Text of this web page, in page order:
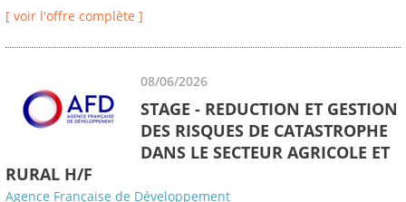
[ voir l'offre complète ]
08/06/2026
STAGE - REDUCTION ET GESTION
DES RISQUES DE CATASTROPHE
DANS LE SECTEUR AGRICOLE ET
RURAL H/F
Agence Française de Développement